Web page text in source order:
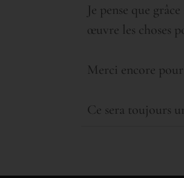
Je pense que
œuvre les choses
Merci encore
Ce sera toujours